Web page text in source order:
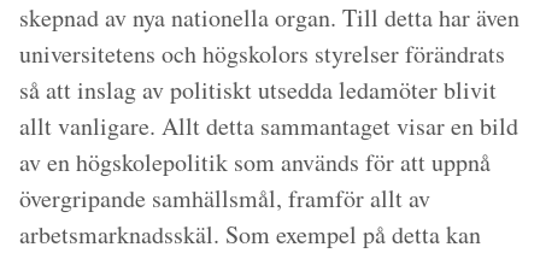
skepnad av nya nationella organ. Till detta har även
universitetens och högskolors styrelser förändrats
så att inslag av politiskt utsedda ledamöter blivit
allt vanligare. Allt detta sammantaget visar en bild
av en högskolepolitik som används för att uppnå
övergripande samhällsmål, framför allt av
arbetsmarknadsskäl. Som exempel på detta kan